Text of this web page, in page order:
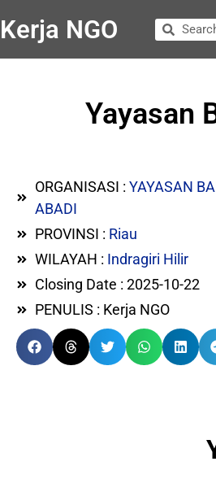
Kerja NGO
Yayasan
ORGANISASI : YAYASAN
ABADI
PROVINSI : Riau
WILAYAH : Indragiri Hilir
Closing Date : 2025-10-22
PENULIS : Kerja NGO